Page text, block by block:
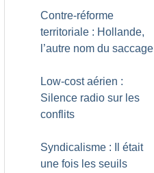
Contre-réforme
territoriale : Hollande,
l’autre nom du saccage
Low-cost aérien :
Silence radio sur les
conflits
Syndicalisme : Il était
une fois les seuils